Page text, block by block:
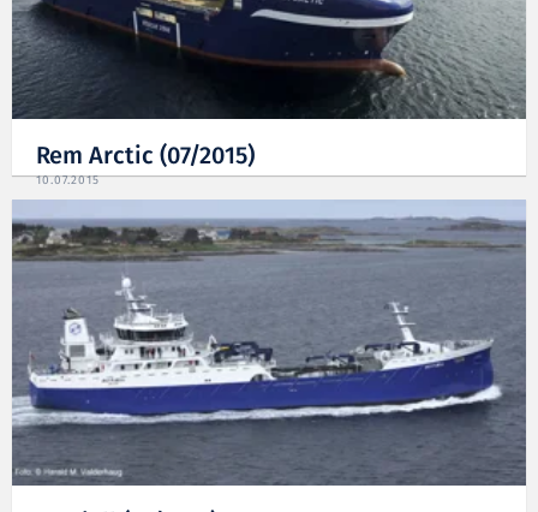
Rem Arctic (07/2015)
10.07.2015